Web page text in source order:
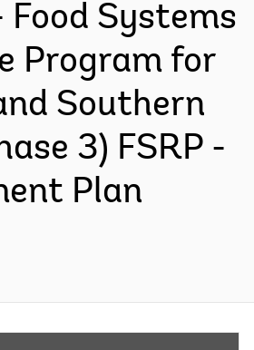
Food Systems
Program for
Southern
3) FSRP -
Plan